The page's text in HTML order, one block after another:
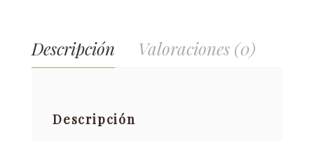
Descripción Valoraciones (0)
Descripción